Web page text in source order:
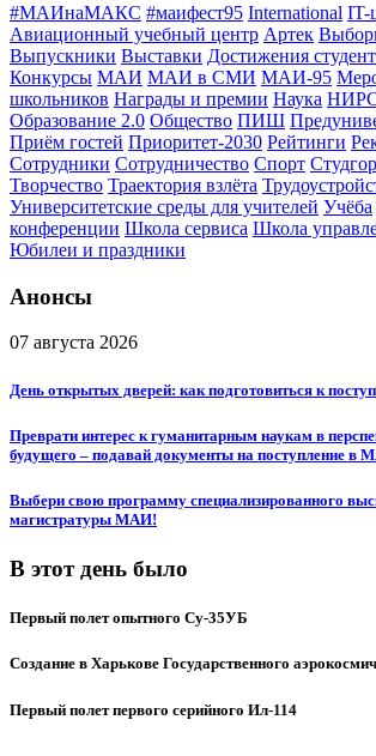
#МАИнаМАКС #маифест95 International IT-
Авиационный учебный центр Артек
Выпускники Выставки Достижения
Конкурсы МАИ МАИ в СМИ МАИ-95
школьников Награды и премии Наука
Образование 2.0 Общество ПИШ
Приём гостей Приоритет-2030 Рейтинги
Сотрудники Сотрудничество Спорт
Творчество Траектория взлёта
Университетские среды для учителей Учёба
конференции Школа сервиса Школа
Юбилеи и праздники
Анонсы
07 августа 2026
День открытых дверей: как подготовиться к
Преврати интерес к гуманитарным наукам в
будущего – подавай документы на поступление в
Выбери свою программу специализированного
магистратуры МАИ!
В этот день было
Первый полет опытного Су-35УБ
Создание в Харькове Государственного
Первый полет первого серийного Ил-114